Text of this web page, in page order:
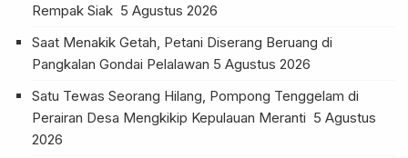
Rempak Siak 5 Agustus 2026
Saat Menakik Getah, Petani Diserang Beruang di
Pangkalan Gondai Pelalawan 5 Agustus 2026
Satu Tewas Seorang Hilang, Pompong Tenggelam di
Perairan Desa Mengkikip Kepulauan Meranti 5 Agustus
2026